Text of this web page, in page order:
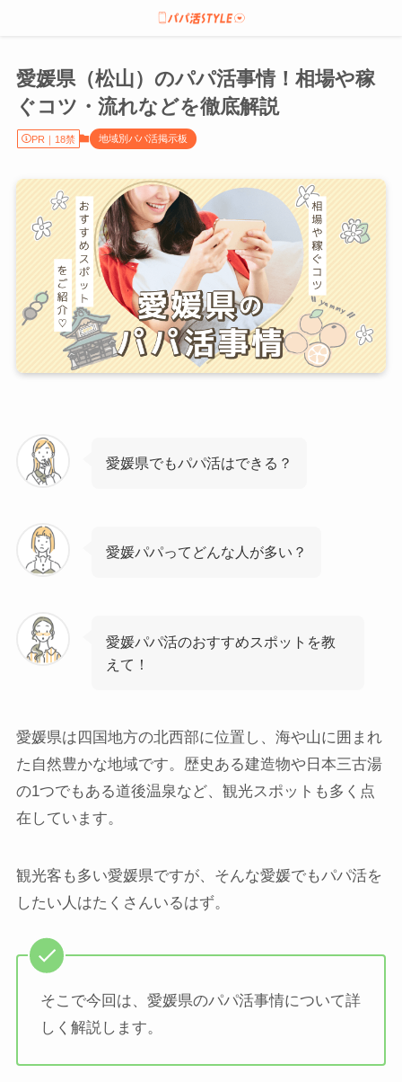
愛媛県（松山）のパパ活事情！相場や稼
ぐコツ・流れなどを徹底解説
PR｜18禁 地域別パパ活掲示板
愛媛県でもパパ活はできる？
愛媛パパってどんな人が多い？
愛媛パパ活のおすすめスポットを教
えて！
愛媛県は四国地方の北西部に位置し、海や山に囲まれ
た自然豊かな地域です。歴史ある建造物や日本三古湯
の1つでもある道後温泉など、観光スポットも多く点
在しています。
観光客も多い愛媛県ですが、そんな愛媛でもパパ活を
したい人はたくさんいるはず。
そこで今回は、愛媛県のパパ活事情について詳
しく解説します。